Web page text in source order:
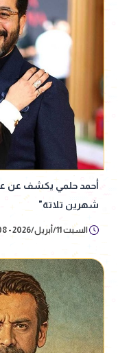
أحمد حلمي يكشف عن
شهرين تلاتة"
السبت 11/أبريل/2026 - 12:08 ص